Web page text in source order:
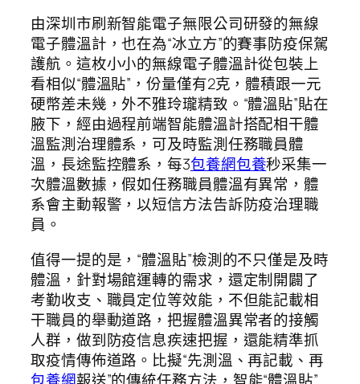
由深圳市刷新智能電子無限公司研發的無線
電子體溫計，也在為“冰立方”的賽事防疫保駕
護航。這枚小小的無線電子體溫計從包裝上
看相似“體溫貼”，份量僅有2克，體積跟一元
硬幣差未幾，外不雅玲瓏精致。“體溫貼”貼在
腋下，經由過程前端智能體溫計搭配相干體
溫監測治理體系，可及時監測任務職員體
溫，長途監控體系，每3包養網包養秒采集一
次體溫數據，假如任務職員體溫有異常，體
系會主動報警，以短信方法告訴防疫治理職
員。
值得一提的是，“體溫貼”檢測的不只僅是及時
體溫，針對場館運轉的需求，還定制開闢了
考勤收支、職員定位等效能，不但能記載相
干職員的舉動道路，把握體溫異常者的接觸
人群，做到防疫信息疾速把握，還能精準抓
取疫情傳佈道路。比擬“先測溫、再記載、再